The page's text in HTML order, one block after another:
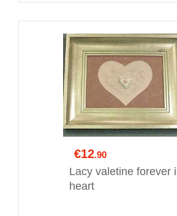
€12.90
Lacy valetine forever
heart